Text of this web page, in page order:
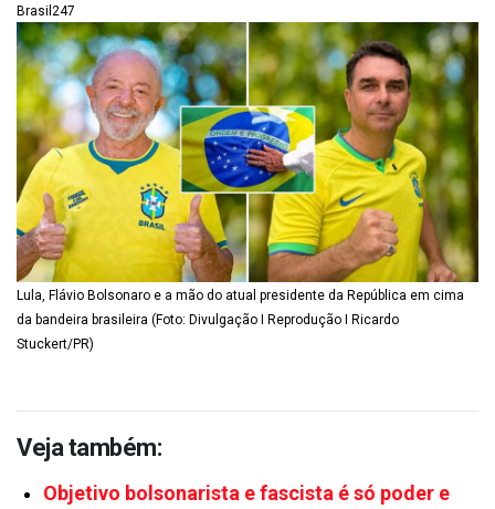
Brasil247
Lula, Flávio Bolsonaro e a mão do atual presidente da República em cima
da bandeira brasileira (Foto: Divulgação I Reprodução I Ricardo
Stuckert/PR)
Veja também:
Objetivo bolsonarista e fascista é só poder e